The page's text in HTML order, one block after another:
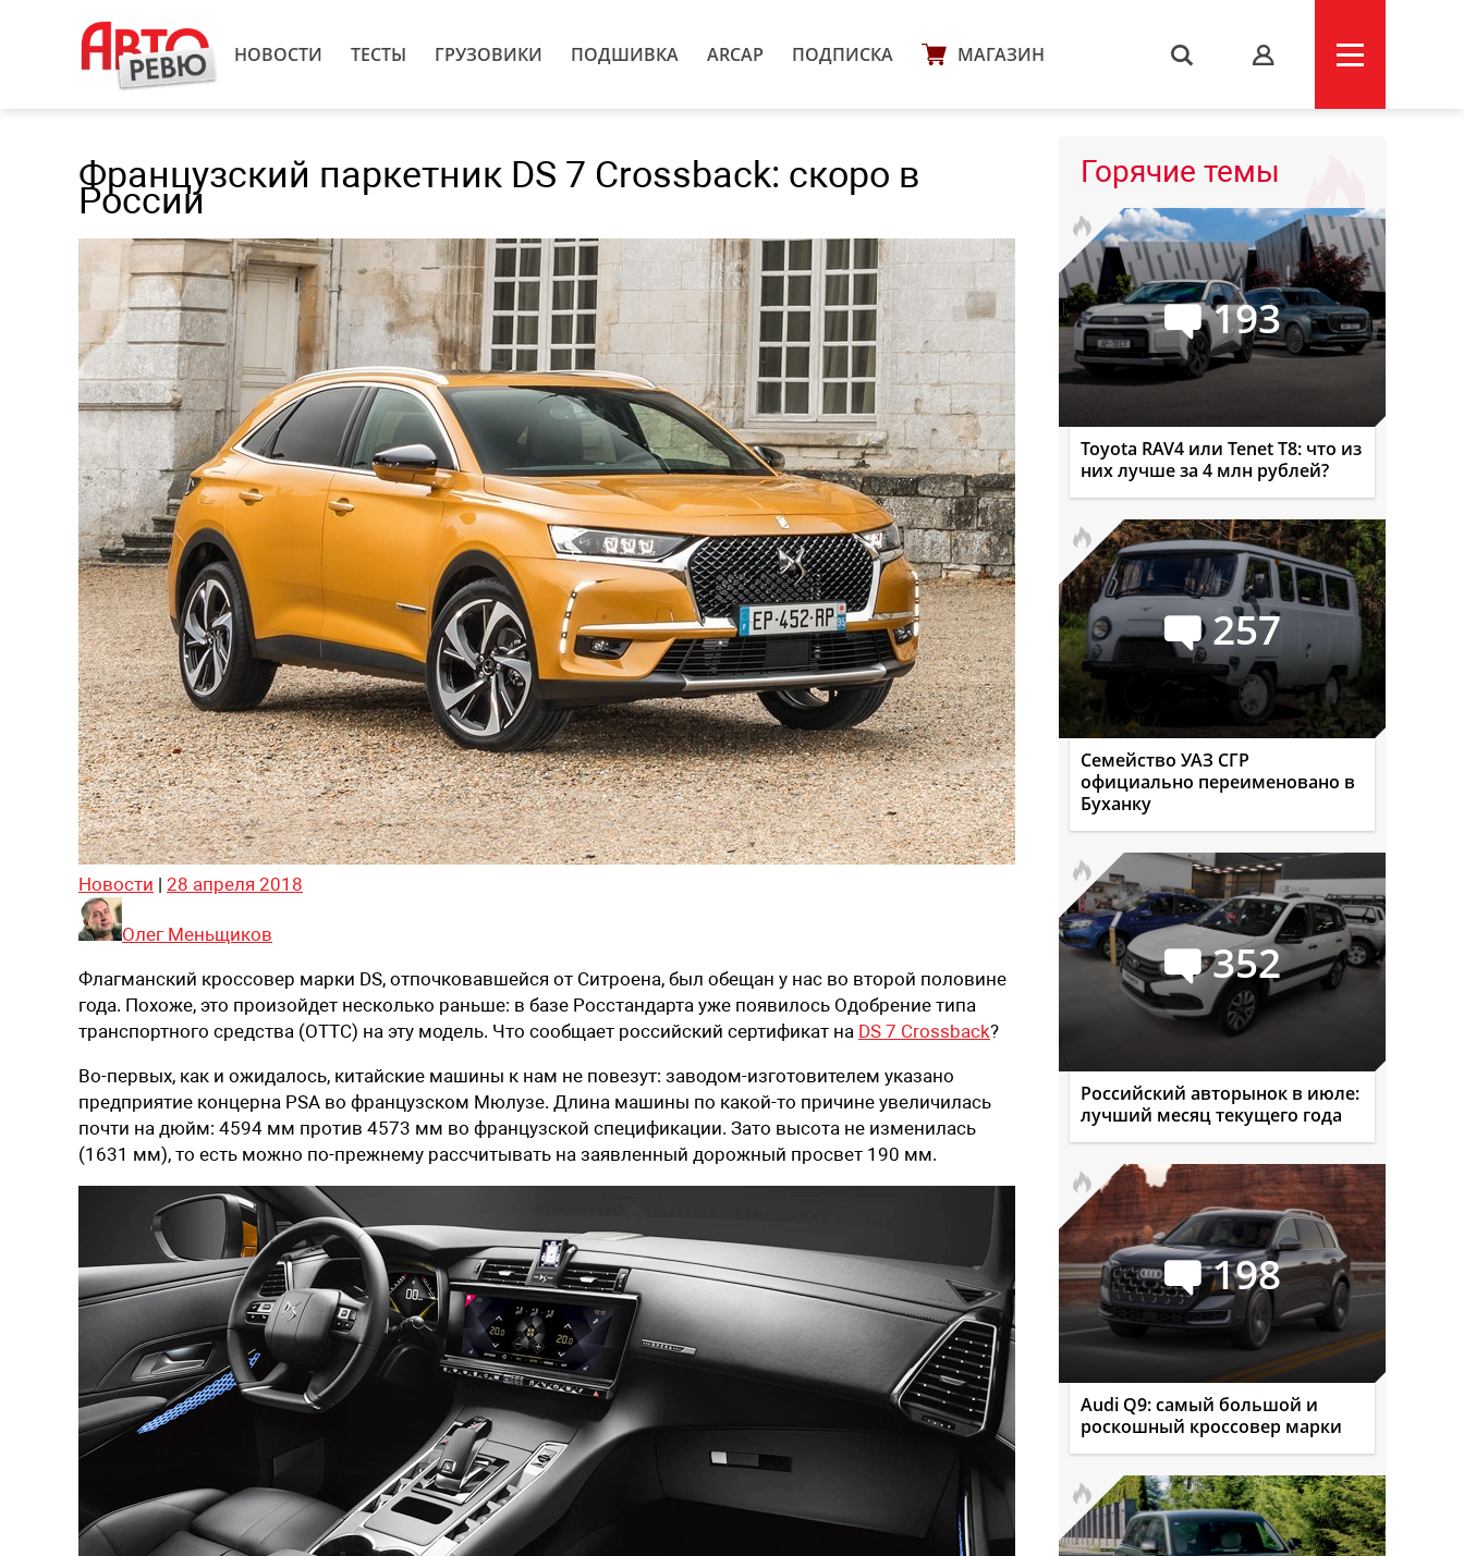
НОВОСТИ ТЕСТЫ ГРУЗОВИКИ ПОДШИВКА ARCAP ПОДПИСКА МАГАЗИН s
Французский паркетник DS 7 Crossback: скоро в
России
Новости | 28 апреля 2018
Олег Меньщиков
Флагманский кроссовер марки DS, отпочковавшейся от Ситроена, был обещан у нас во второй половине
года. Похоже, это произойдет несколько раньше: в базе Росстандарта уже появилось Одобрение типа
транспортного средства (ОТТС) на эту модель. Что сообщает российский сертификат на DS 7 Crossback?
Во-первых, как и ожидалось, китайские машины к нам не повезут: заводом-изготовителем указано
предприятие концерна PSA во французском Мюлузе. Длина машины по какой-то причине увеличилась
почти на дюйм: 4594 мм против 4573 мм во французской спецификации. Зато высота не изменилась
(1631 мм), то есть можно по-прежнему рассчитывать на заявленный дорожный просвет 190 мм.
Горячие темы
193
Toyota RAV4 или Tenet T8: что из
них лучше за 4 млн рублей?
257
Семейство УАЗ СГР
официально переименовано в
Буханку
352
Российский авторынок в июле:
лучший месяц текущего года
198
Audi Q9: самый большой и
роскошный кроссовер марки